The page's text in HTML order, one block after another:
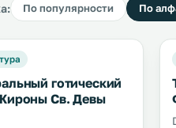
По популярности По
готический
Св. Девы